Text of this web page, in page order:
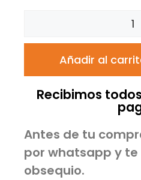
Añadir al
Recibimos
Antes de tu
por whatsapp y
obsequio.